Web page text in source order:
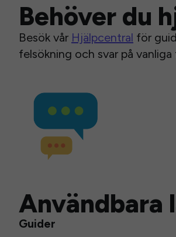
Behöver du
Besök vår Hjälpcentral för
felsökning och svar på vanliga
Användbara
Guider